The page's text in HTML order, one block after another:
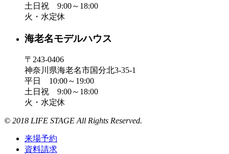
土日祝 9:00～18:00
火・水定休
海老名モデルハウス
〒243-0406
神奈川県海老名市国分北3-35-1
平日 10:00～19:00
土日祝 9:00～18:00
火・水定休
© 2018 LIFE STAGE All Rights Reserved.
来場予約
資料請求